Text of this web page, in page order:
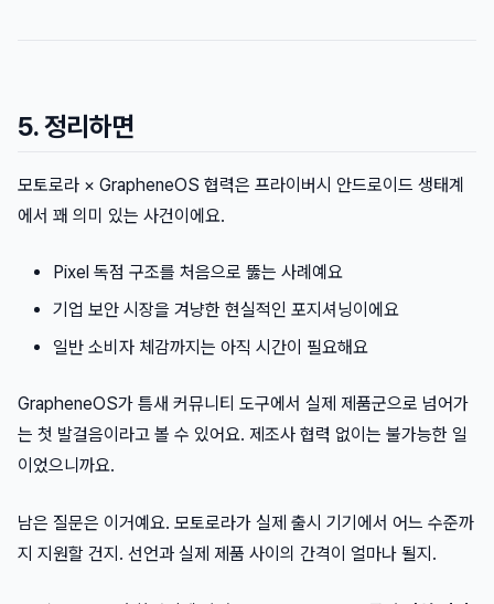
5. 정리하면
모토로라 × GrapheneOS 협력은 프라이버시 안드로이드 생태계
에서 꽤 의미 있는 사건이에요.
Pixel 독점 구조를 처음으로 뚫는 사례예요
기업 보안 시장을 겨냥한 현실적인 포지셔닝이에요
일반 소비자 체감까지는 아직 시간이 필요해요
GrapheneOS가 틈새 커뮤니티 도구에서 실제 제품군으로 넘어가
는 첫 발걸음이라고 볼 수 있어요. 제조사 협력 없이는 불가능한 일
이었으니까요.
남은 질문은 이거예요. 모토로라가 실제 출시 기기에서 어느 수준까
지 지원할 건지. 선언과 실제 제품 사이의 간격이 얼마나 될지.